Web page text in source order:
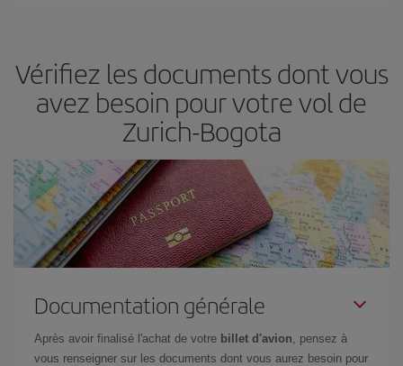
Vérifiez les documents dont vous
avez besoin pour votre vol de
Zurich-Bogota
Documentation générale
Après avoir finalisé l'achat de votre billet d'avion, pensez à
vous renseigner sur les documents dont vous aurez besoin pour